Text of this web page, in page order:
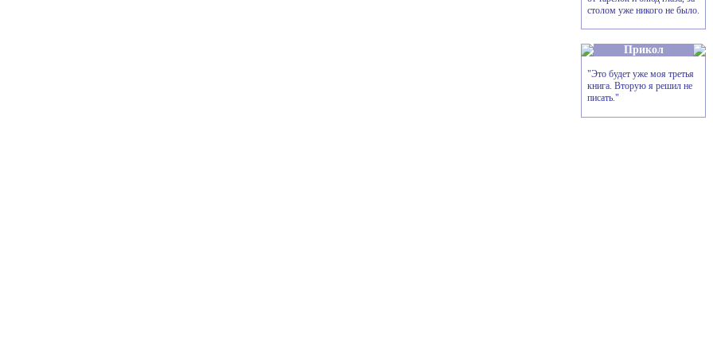
столом уже никого не было.
Прикол
"Это будет уже моя третья
книга. Вторую я решил не
писать."